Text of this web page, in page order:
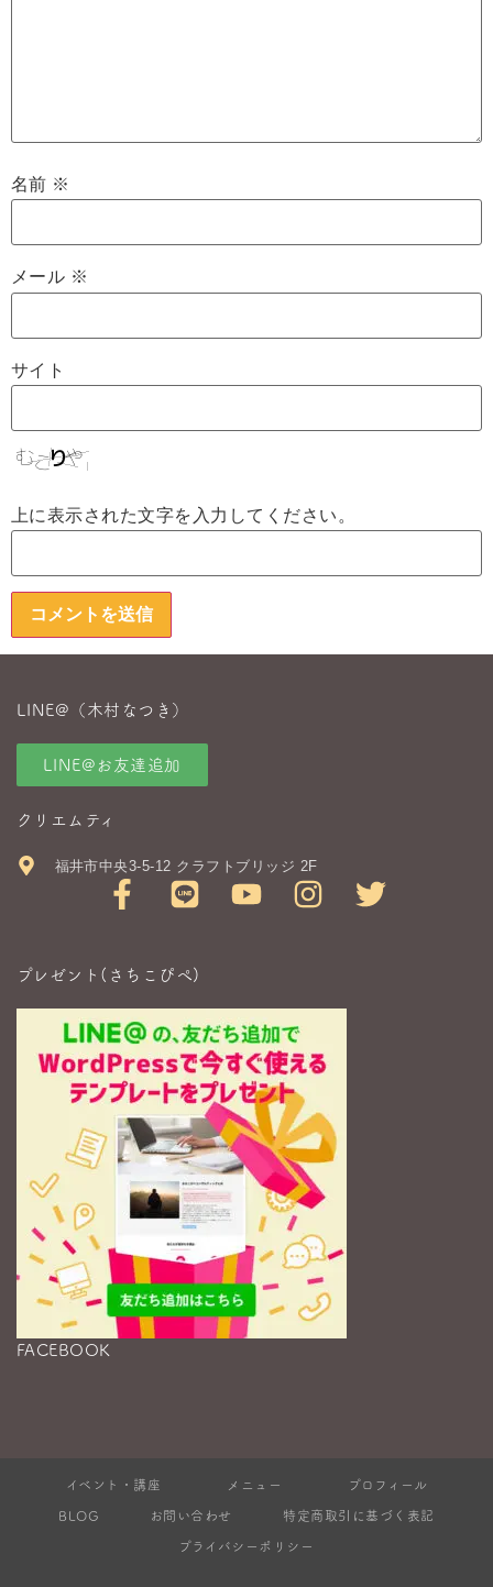
名前 ※
メール ※
サイト
上に表示された文字を入力してください。
LINE@（木村なつき）
LINE@お友達追加
クリエムティ
福井市中央3-5-12 クラフトブリッジ 2F
プレゼント(さちこぴぺ)
FACEBOOK
イベント・講座 メニュー プロフィール
BLOG お問い合わせ 特定商取引に基づく表記
プライバシーポリシー